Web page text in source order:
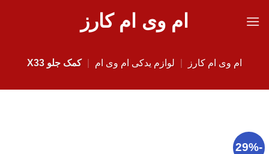
ام وی ام کارز
ام وی ام کارز لوازم یدکی ام وی ام کمک جلو X33
-29%